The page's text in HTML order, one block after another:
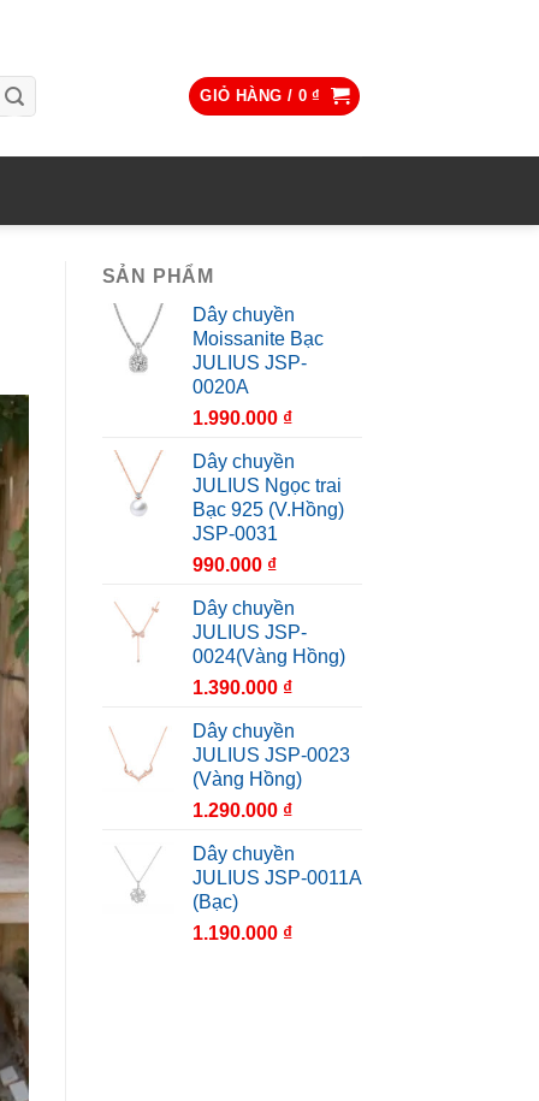
GIỎ HÀNG / 0₫
SẢN PHẨM
Dây chuyền
Moissanite Bạc
JULIUS JSP-
0020A
1.990.000 ₫
Dây chuyền
JULIUS Ngọc trai
Bạc 925 (V.Hồng)
JSP-0031
990.000 ₫
Dây chuyền
JULIUS JSP-
0024(Vàng Hồng)
1.390.000 ₫
Dây chuyền
JULIUS JSP-0023
(Vàng Hồng)
1.290.000 ₫
Dây chuyền
JULIUS JSP-0011A
(Bạc)
1.190.000 ₫